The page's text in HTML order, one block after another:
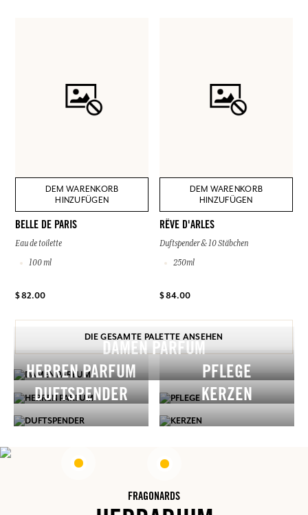
DEM WARENKORB
HINZUFÜGEN
BELLE DE PARIS
Eau de toilette
100 ml
$ 82.00
DEM WARENKORB
HINZUFÜGEN
RÊVE D'ARLES
Duftspender & 10 Stäbchen
250ml
$ 84.00
DIE GESAMTE PALETTE ANSEHEN
DAMEN PARFUM
HERREN PARFUM
PFLEGE
DUFTSPENDER
KERZEN
FRAGONARDS